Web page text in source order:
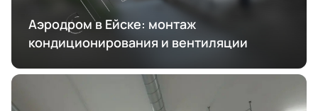
Аэродром в Ейске: монтаж
кондиционирования и вентиляции